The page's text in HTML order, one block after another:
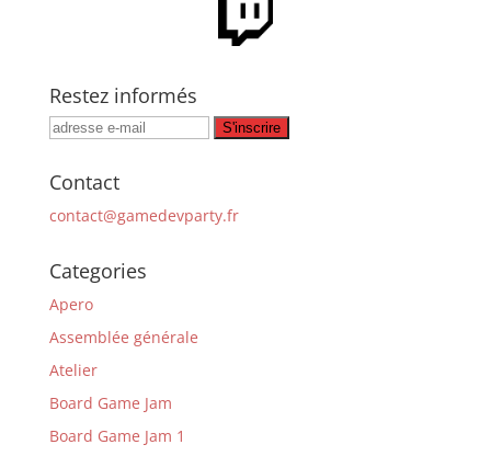
Restez informés
Contact
contact@gamedevparty.fr
Categories
Apero
Assemblée générale
Atelier
Board Game Jam
Board Game Jam 1